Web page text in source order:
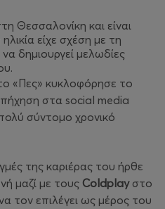
Θεσσαλονίκη και είναι
είχε σχέση με τη
δημιουργεί μελωδίες
«Πες» κυκλοφόρησε το
στα social media
σύντομο χρονικό
της καριέρας του ήρθε
μαζί με τους Coldplayστο
τον επιλέγει ως μέρος του